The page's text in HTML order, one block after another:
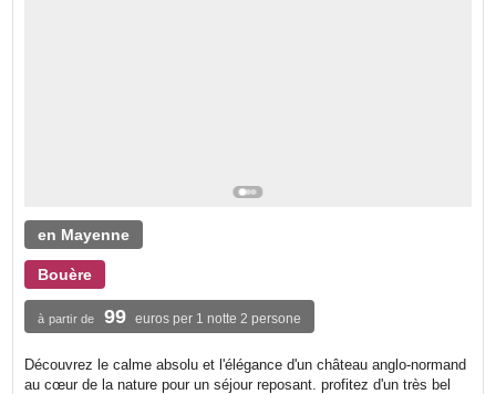
en Mayenne
Bouère
à partir de 99 euros per 1 notte 2 persone
Découvrez le calme absolu et l'élégance d'un château anglo-normand
au cœur de la nature pour un séjour reposant. profitez d'un très bel